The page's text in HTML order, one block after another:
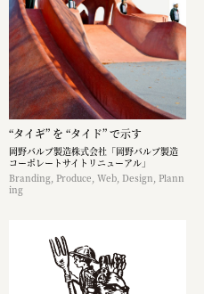
“タイギ” を “タイド” で示す
岡野バルブ製造株式会社「岡野バルブ製造
コーポレートサイトリニューアル」
Branding, Produce, Web, Design, Plann
ing